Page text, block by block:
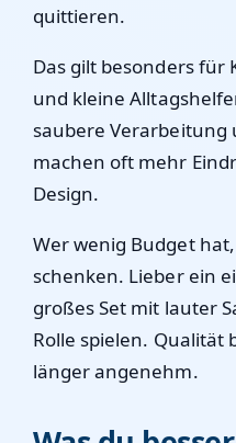
quittieren.
Das gilt besonders für
und kleine
saubere Verarbeitung
machen oft mehr
Design.
Wer wenig Budget
schenken. Lieber ein
großes Set mit lauter
Rolle spielen. Qualität
länger angenehm.